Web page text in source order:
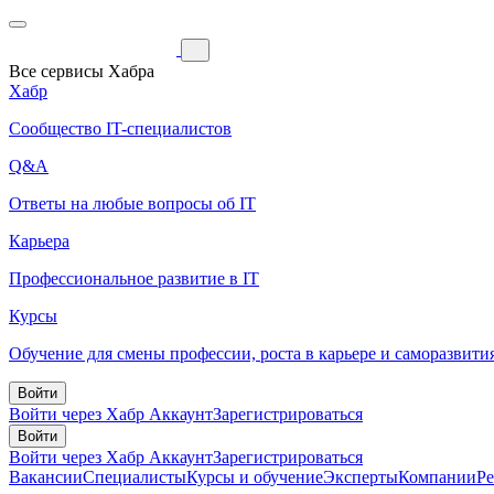
Все сервисы Хабра
Хабр
Сообщество IT-специалистов
Q&A
Ответы на любые вопросы об IT
Карьера
Профессиональное развитие в IT
Курсы
Обучение для смены профессии, роста в карьере и
Войти
Войти через Хабр АккаунтЗарегистрироваться
Войти
Войти через Хабр АккаунтЗарегистрироваться
ВакансииСпециалистыКурсы и обучениеЭкспертыКомпании